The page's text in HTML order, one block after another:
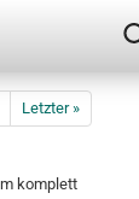
Letzter »
komplett